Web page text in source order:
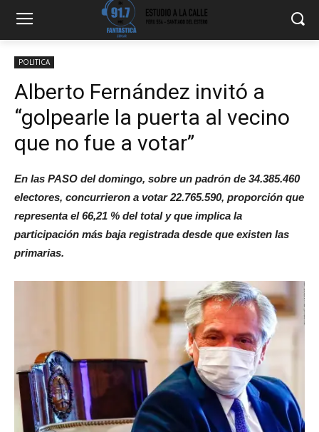
POLITICA
Alberto Fernández invitó a
“golpearle la puerta al vecino
que no fue a votar”
En las PASO del domingo, sobre un padrón de 34.385.460
electores, concurrieron a votar 22.765.590, proporción que
representa el 66,21 % del total y que implica la
participación más baja registrada desde que existen las
primarias.